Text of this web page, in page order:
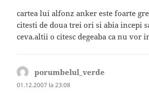
cartea lui alfonz anker este foarte
citesti de doua trei ori si abia incepi
ceva.altii o citesc degeaba ca nu vor
porumbelul_verde
01.12.2007 la 23:08